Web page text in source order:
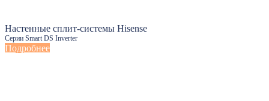
Настенные сплит-системы Hisense
Серии Smart DS Inverter
Подробнее